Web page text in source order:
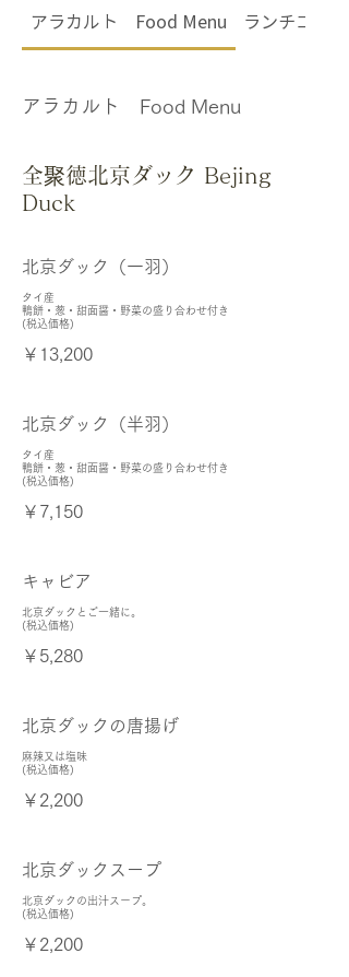
アラカルト Food Menu ランチコー
アラカルト Food Menu
全聚徳北京ダック Bejing
Duck
北京ダック（一羽）
タイ産
鴨餅・葱・甜面醤・野菜の盛り合わせ付き
￥13,200
北京ダック（半羽）
タイ産
鴨餅・葱・甜面醤・野菜の盛り合わせ付き
(税込価格)
￥7,150
キャビア
北京ダックとご一緒に。
(税込価格)
￥5,280
北京ダックの唐揚げ
麻辣又は塩味
(税込価格)
￥2,200
北京ダックスープ
北京ダックの出汁スープ。
(税込価格)
￥2,200